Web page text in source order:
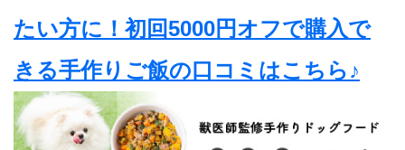
たい方に！初回5000円オフで購入で
きる手作りご飯の口コミはこちら♪